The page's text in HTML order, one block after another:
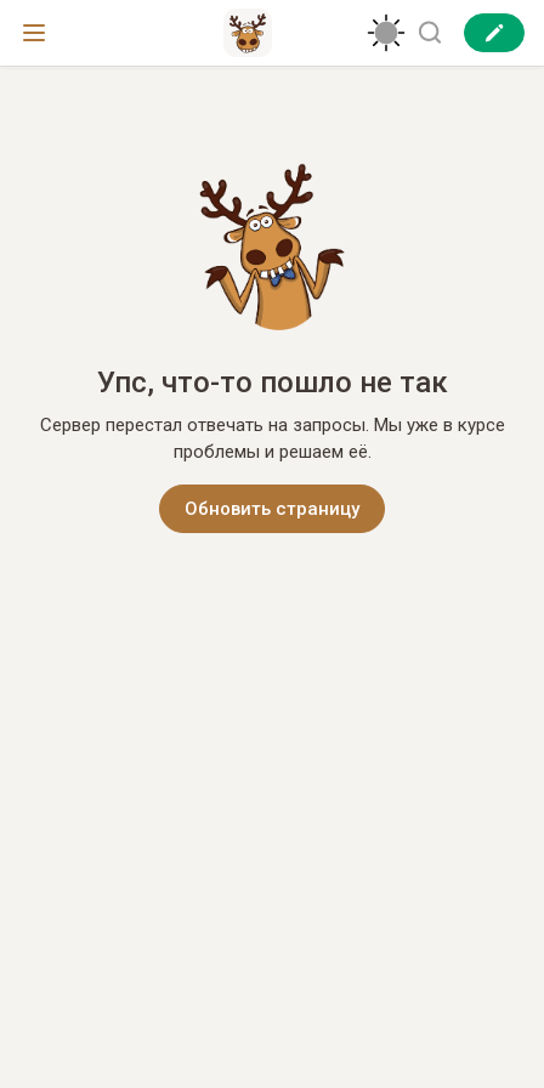
Упс, что-то пошло не так
Сервер перестал отвечать на запросы. Мы уже в курсе
проблемы и решаем её.
Обновить страницу